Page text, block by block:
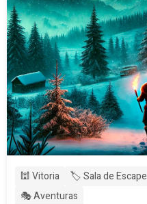
🕍 Vitoria 🏷️ Sala de Escape
🎭 Aventuras